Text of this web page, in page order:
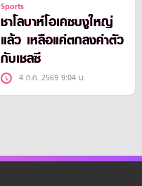
Sports
ชาโลบาห์โอเคซบงูใหญ่
แล้ว เหลือแค่ตกลงค่าตัว
กับเชลซี
4 ก.ค. 2569 9:04 น.